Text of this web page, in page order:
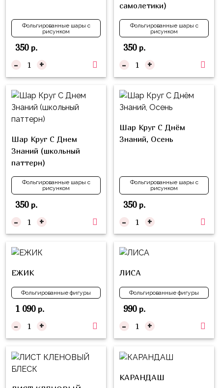
Фольгированные шары с
рисунком
350р.
- +
самолетики)
Фольгированные шары с
рисунком
350р.
- +
Шар Круг С Днем
Знаний (школьный
паттерн)
Фольгированные шары с
рисунком
350р.
- +
Шар Круг С Днём
Знаний, Осень
Фольгированные шары с
рисунком
350р.
- +
ЕЖИК
Фольгированные фигуры
1 090р.
- +
ЛИСА
Фольгированные фигуры
990р.
- +
КАРАНДАШ
с
декором
Большие
шары
Ходячие
фигуры
Коробка-
сюрприз
Бизнес
Индивидуальная
шар
Товары
праздника
Сервировка
Свечи
Бумажный
Колпачки,
ободки
Гудки
Лунтик
Чебурашка
Черепашки-
Фиксики
Котэ
Принцессы
Микки
и
Спорт
Для
Мамы,
Бабушки
Папы,
Дедушки
Тропики
Гарри
Поттер
Космос